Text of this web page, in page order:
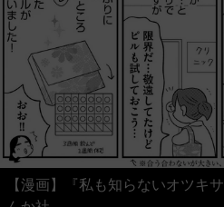
【漫画】『私も知らないオツ